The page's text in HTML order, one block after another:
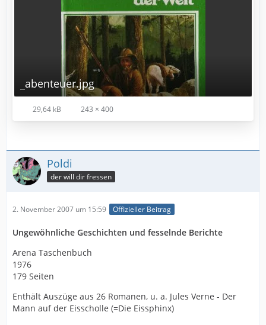
_abenteuer.jpg
29,64 kB 243 × 400
Poldi
der will dir fressen
2. November 2007 um 15:59 Offizieller Beitrag
Ungewöhnliche Geschichten und fesselnde Berichte
Arena Taschenbuch
1976
179 Seiten
Enthält Auszüge aus 26 Romanen, u. a. Jules Verne - Der
Mann auf der Eisscholle (=Die Eissphinx)